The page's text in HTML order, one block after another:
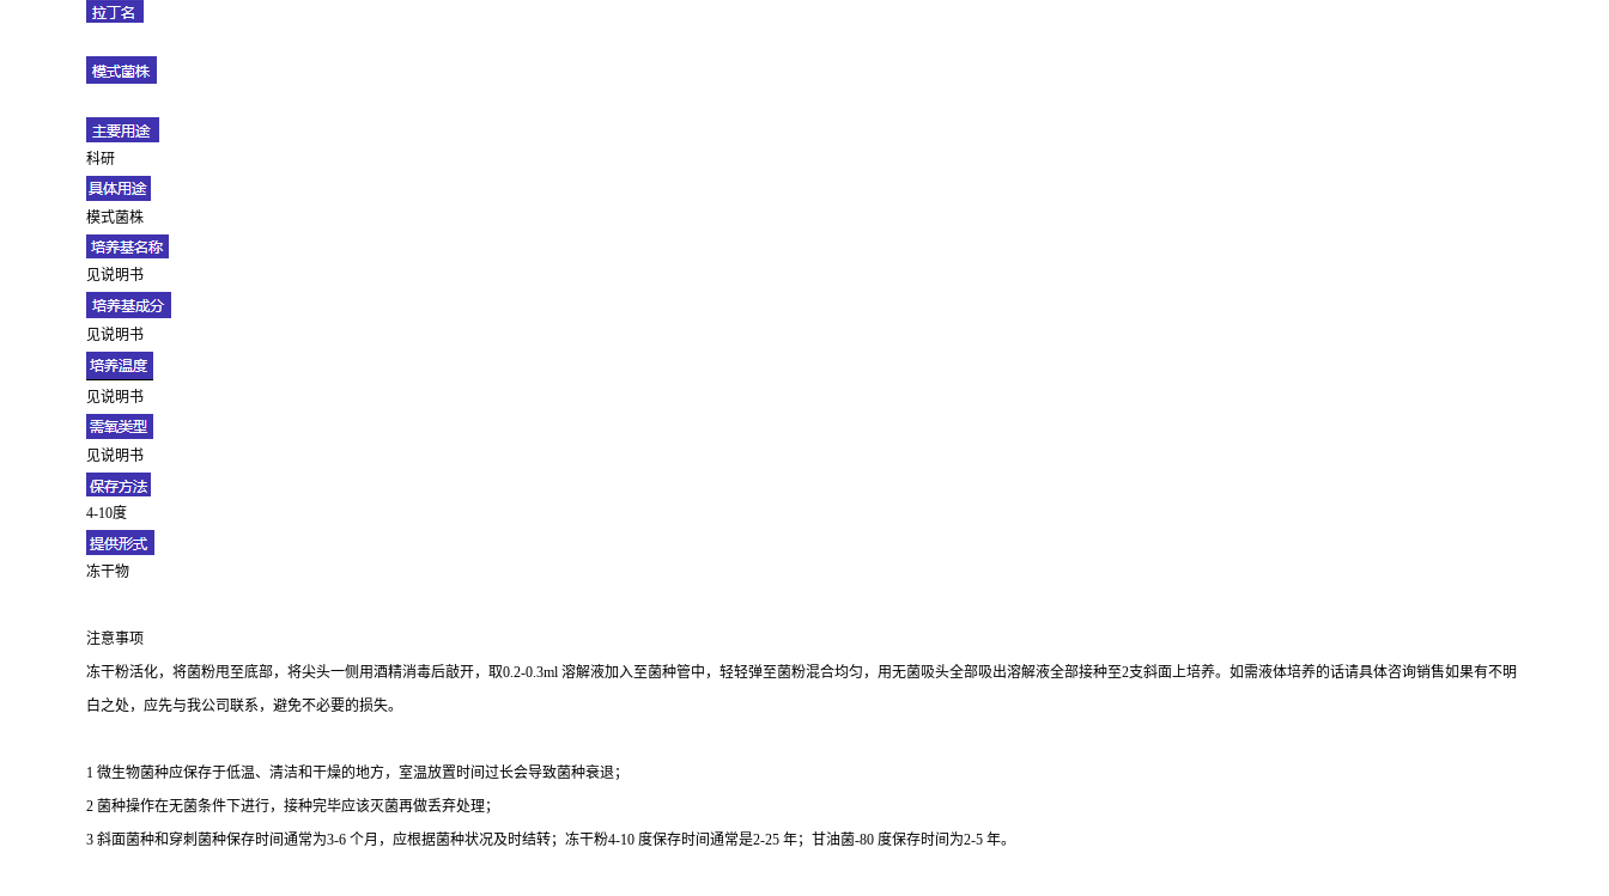
科研
模式菌株
见说明书
见说明书
见说明书
见说明书
4-10度
冻干物
注意事项
冻干粉活化，将菌粉甩至底部，将尖头一侧用酒精消毒后敲开，取0.2-0.3ml 溶解液加入至菌种管中，轻轻弹至菌粉混合均匀，用无菌吸头全部吸出溶解液全部接种至2支斜面上培养。如需液体培养的话请具体咨询销售如果有不明
白之处，应先与我公司联系，避免不必要的损失。
1 微生物菌种应保存于低温、清洁和干燥的地方，室温放置时间过长会导致菌种衰退；
2 菌种操作在无菌条件下进行，接种完毕应该灭菌再做丢弃处理；
3 斜面菌种和穿刺菌种保存时间通常为3-6 个月，应根据菌种状况及时结转；冻干粉4-10 度保存时间通常是2-25 年；甘油菌-80 度保存时间为2-5 年。